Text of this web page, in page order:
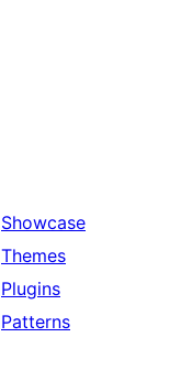
Showcase
Themes
Plugins
Patterns